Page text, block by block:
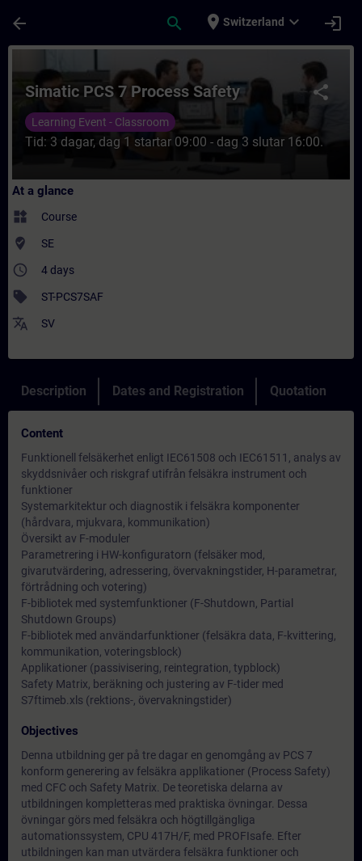
arrow_back search place Switzerland expand_more login
Course - Simatic PCS 7 Process Safety
share
Simatic PCS 7 Process Safety
Learning Event - Classroom
Tid: 3 dagar, dag 1 startar 09:00 - dag 3 slutar 16:00.
At a glance
widgets Course
where_to_vote SE
access_time 4 days
sell ST-PCS7SAF
translate SV
Description Dates and Registration Quotation
Content
Funktionell felsäkerhet enligt IEC61508 och IEC61511, analys av
skyddsnivåer och riskgraf utifrån felsäkra instrument och
funktioner
Systemarkitektur och diagnostik i felsäkra komponenter
(hårdvara, mjukvara, kommunikation)
Översikt av F-moduler
Parametrering i HW-konfiguratorn (felsäker mod,
givarutvärdering, adressering, övervakningstider, H-parametrar,
förtrådning och votering)
F-bibliotek med systemfunktioner (F-Shutdown, Partial
Shutdown Groups)
F-bibliotek med användarfunktioner (felsäkra data, F-kvittering,
kommunikation, voteringsblock)
Applikationer (passivisering, reintegration, typblock)
Safety Matrix, beräkning och justering av F-tider med
S7ftimeb.xls (rektions-, övervakningstider)
Objectives
Denna utbildning ger på tre dagar en genomgång av PCS 7
konform generering av felsäkra applikationer (Process Safety)
med CFC och Safety Matrix. De teoretiska delarna av
utbildningen kompletteras med praktiska övningar. Dessa
övningar görs med felsäkra och högtillgängliga
automationssystem, CPU 417H/F, med PROFIsafe. Efter
utbildningen kan man utvärdera felsäkra funktioner och